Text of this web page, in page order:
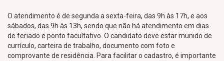
O atendimento é de segunda a sexta-feira, das 9h às 17h, e aos
sábados, das 9h às 13h, sendo que não há atendimento em dias
de feriado e ponto facultativo. O candidato deve estar munido de
currículo, carteira de trabalho, documento com foto e
comprovante de residência. Para facilitar o cadastro, é importante